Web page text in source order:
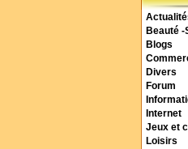
Beauté -
Blogs
Divers
Forum
Internet
Jeux et
Loisirs